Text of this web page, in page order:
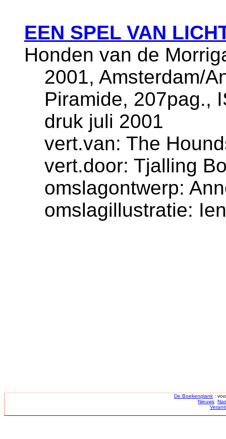
EEN SPEL VAN
Honden van de
2001, Amsterdam/
Piramide, 207pag.,
druk juli 2001
vert.van: The
vert.door: Tjalling
omslagontwerp:
omslagillustratie:
De Boekenplank :
Nieuws